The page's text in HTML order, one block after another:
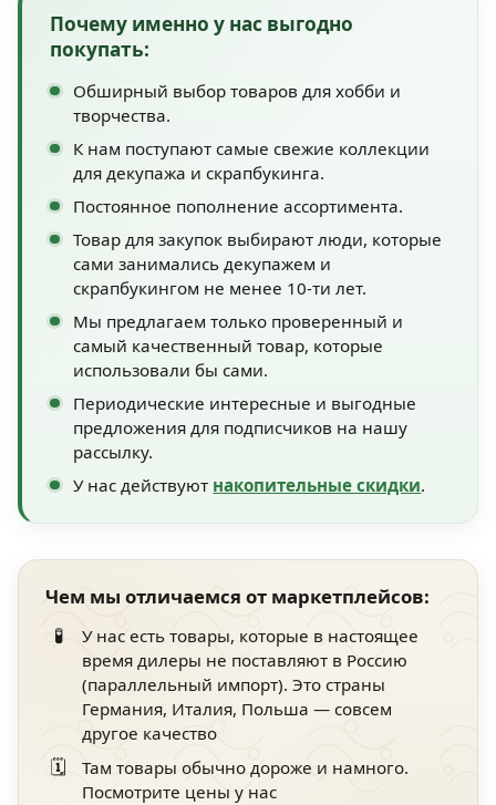
Почему именно у нас выгодно
покупать:
Обширный выбор товаров для хобби и
творчества.
К нам поступают самые свежие коллекции
для декупажа и скрапбукинга.
Постоянное пополнение ассортимента.
Товар для закупок выбирают люди, которые
сами занимались декупажем и
скрапбукингом не менее 10-ти лет.
Мы предлагаем только проверенный и
самый качественный товар, которые
использовали бы сами.
Периодические интересные и выгодные
предложения для подписчиков на нашу
рассылку.
У нас действуют накопительные скидки.
Чем мы отличаемся от маркетплейсов:
🧪
У нас есть товары, которые в настоящее
время дилеры не поставляют в Россию
(параллельный импорт). Это страны
Германия, Италия, Польша — совсем
другое качество
🗓️
Там товары обычно дороже и намного.
Посмотрите цены у нас